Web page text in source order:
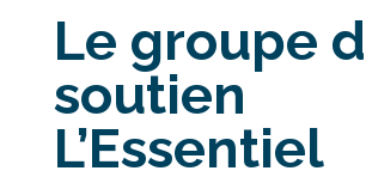
Le groupe
soutien
L’Essentiel